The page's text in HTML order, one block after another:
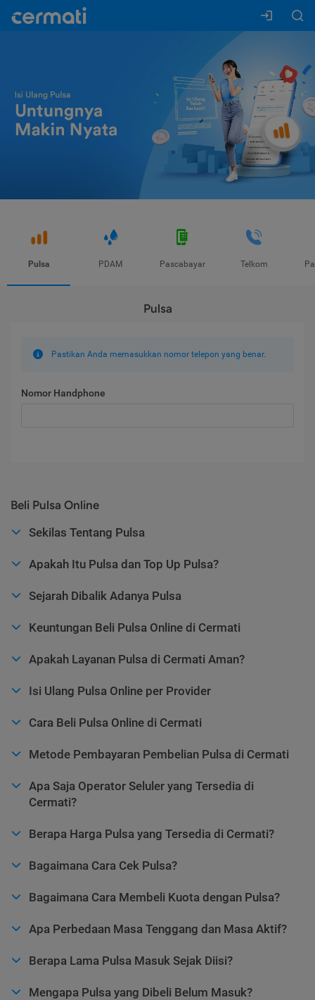
Pulsa PDAM Pascabayar Telkom
Pulsa
Pastikan Anda memasukkan nomor telepon yang benar.
Nomor Handphone
Beli Pulsa Online
Sekilas Tentang Pulsa
Apakah Itu Pulsa dan Top Up Pulsa?
Sejarah Dibalik Adanya Pulsa
Keuntungan Beli Pulsa Online di Cermati
Apakah Layanan Pulsa di Cermati Aman?
Isi Ulang Pulsa Online per Provider
Cara Beli Pulsa Online di Cermati
Metode Pembayaran Pembelian Pulsa di Cermati
Apa Saja Operator Seluler yang Tersedia di
Cermati?
Berapa Harga Pulsa yang Tersedia di Cermati?
Bagaimana Cara Cek Pulsa?
Bagaimana Cara Membeli Kuota dengan Pulsa?
Apa Perbedaan Masa Tenggang dan Masa Aktif?
Berapa Lama Pulsa Masuk Sejak Diisi?
Mengapa Pulsa yang Dibeli Belum Masuk?